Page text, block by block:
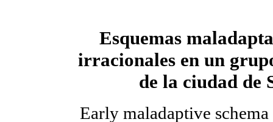
Esquemas
irracionales en un
de la ciudad de
Early maladaptive